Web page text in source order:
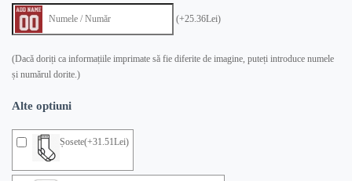
(+25.36Lei)
(Dacă doriți ca informațiile imprimate să fie diferite de imagine, puteți introduce numele
și numărul dorite.)
Alte optiuni
Șosete(+31.51Lei)